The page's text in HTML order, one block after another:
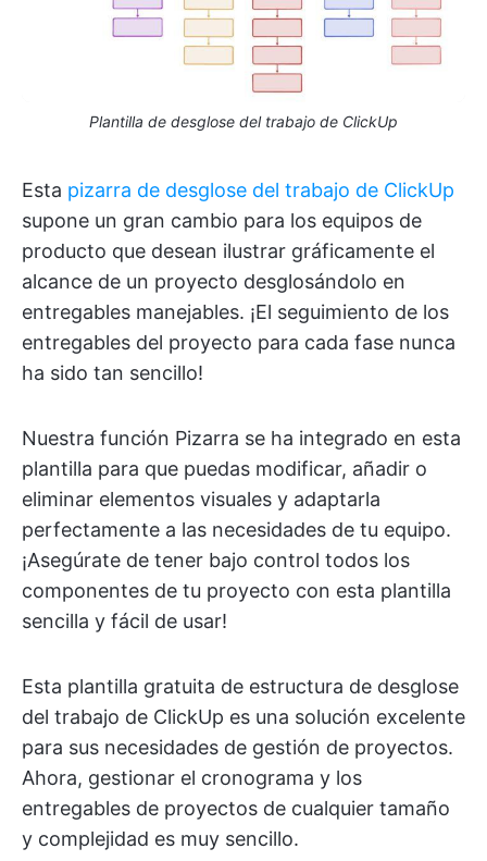
Plantilla de desglose del trabajo de ClickUp
Esta pizarra de desglose del trabajo de ClickUp
supone un gran cambio para los equipos de
producto que desean ilustrar gráficamente el
alcance de un proyecto desglosándolo en
entregables manejables. ¡El seguimiento de los
entregables del proyecto para cada fase nunca
ha sido tan sencillo!
Nuestra función Pizarra se ha integrado en esta
plantilla para que puedas modificar, añadir o
eliminar elementos visuales y adaptarla
perfectamente a las necesidades de tu equipo.
¡Asegúrate de tener bajo control todos los
componentes de tu proyecto con esta plantilla
sencilla y fácil de usar!
Esta plantilla gratuita de estructura de desglose
del trabajo de ClickUp es una solución excelente
para sus necesidades de gestión de proyectos.
Ahora, gestionar el cronograma y los
entregables de proyectos de cualquier tamaño
y complejidad es muy sencillo.